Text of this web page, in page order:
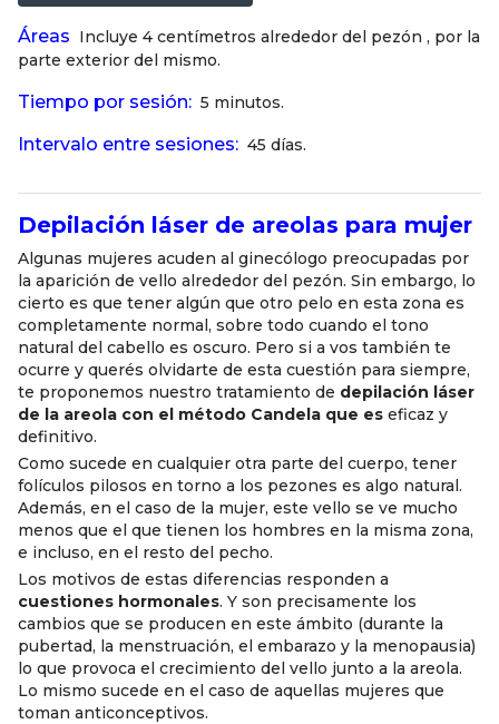
Áreas Incluye 4 centímetros alrededor del pezón , por la
parte exterior del mismo.
Tiempo por sesión: 5 minutos.
Intervalo entre sesiones: 45 días.
Depilación láser de areolas para mujer
Algunas mujeres acuden al ginecólogo preocupadas por
la aparición de vello alrededor del pezón. Sin embargo, lo
cierto es que tener algún que otro pelo en esta zona es
completamente normal, sobre todo cuando el tono
natural del cabello es oscuro. Pero si a vos también te
ocurre y querés olvidarte de esta cuestión para siempre,
te proponemos nuestro tratamiento de depilación láser
de la areola con el método Candela que es eficaz y
definitivo.
Como sucede en cualquier otra parte del cuerpo, tener
folículos pilosos en torno a los pezones es algo natural.
Además, en el caso de la mujer, este vello se ve mucho
menos que el que tienen los hombres en la misma zona,
e incluso, en el resto del pecho.
Los motivos de estas diferencias responden a
cuestiones hormonales. Y son precisamente los
cambios que se producen en este ámbito (durante la
pubertad, la menstruación, el embarazo y la menopausia)
lo que provoca el crecimiento del vello junto a la areola.
Lo mismo sucede en el caso de aquellas mujeres que
toman anticonceptivos.